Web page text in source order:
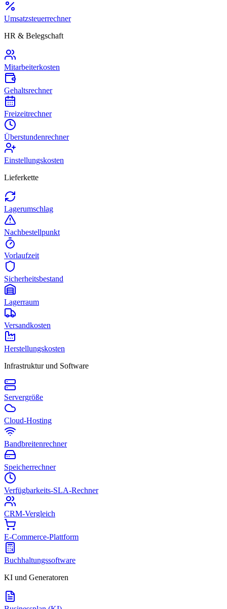
Umsatzsteuerrechner
HR & Belegschaft
Mitarbeiterkosten
Gehaltsrechner
Freizeitrechner
Überstundenrechner
Einstellungskosten
Lieferkette
Lagerumschlag
Nachbestellpunkt
Vorlaufzeit
Sicherheitsbestand
Lagerraum
Versandkosten
Herstellungskosten
Infrastruktur und Software
Servergröße
Cloud-Hosting
Bandbreitenrechner
Speicherrechner
Verfügbarkeits-SLA-Rechner
CRM-Vergleich
E-Commerce-Plattform
Buchhaltungssoftware
KI und Generatoren